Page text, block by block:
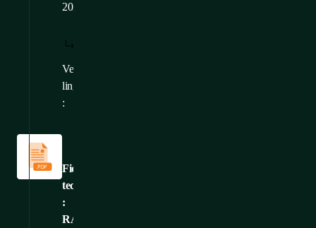
2025
Versions
linguistiques
:
Fiche
technique
:
RAMOS
Fiches
techniques